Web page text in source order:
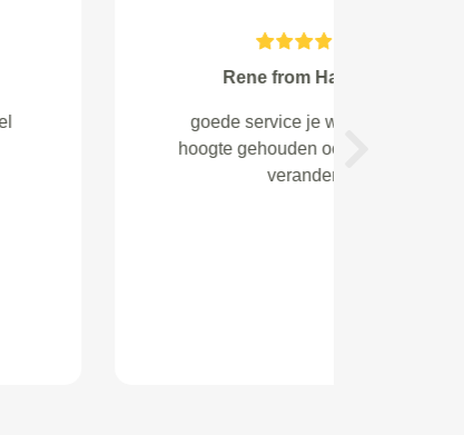
Ze zijn erg behulpzaam, denken
mee met het probleem en zijn